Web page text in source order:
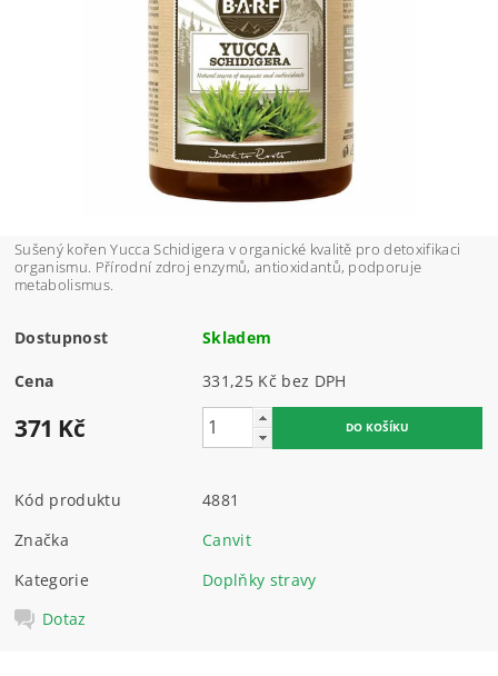
Sušený kořen Yucca Schidigera v organické kvalitě pro detoxifikaci
organismu. Přírodní zdroj enzymů, antioxidantů, podporuje
metabolismus.
Dostupnost Skladem
Cena 331,25 Kč bez DPH
371 Kč
Kód produktu
4881
Značka
Canvit
Kategorie
Doplňky stravy
Dotaz